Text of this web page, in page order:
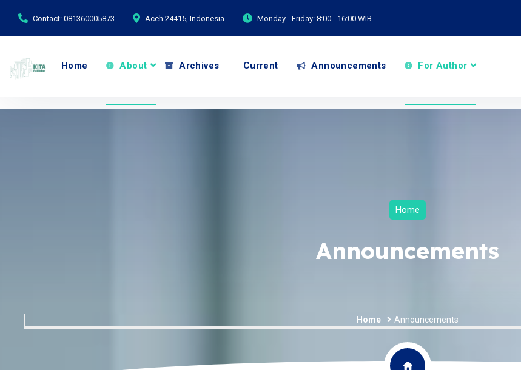
Contact: 081360005873 Aceh 24415, Indonesia Monday - Friday: 8:00 - 16:00 WIB
Home About Archives Current Announcements For Author
Home
Announcements
Home Announcements